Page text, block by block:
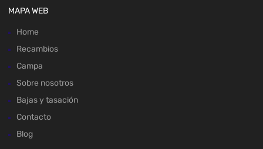
MAPA WEB
Home
Recambios
Campa
Sobre nosotros
Bajas y tasación
Contacto
Blog